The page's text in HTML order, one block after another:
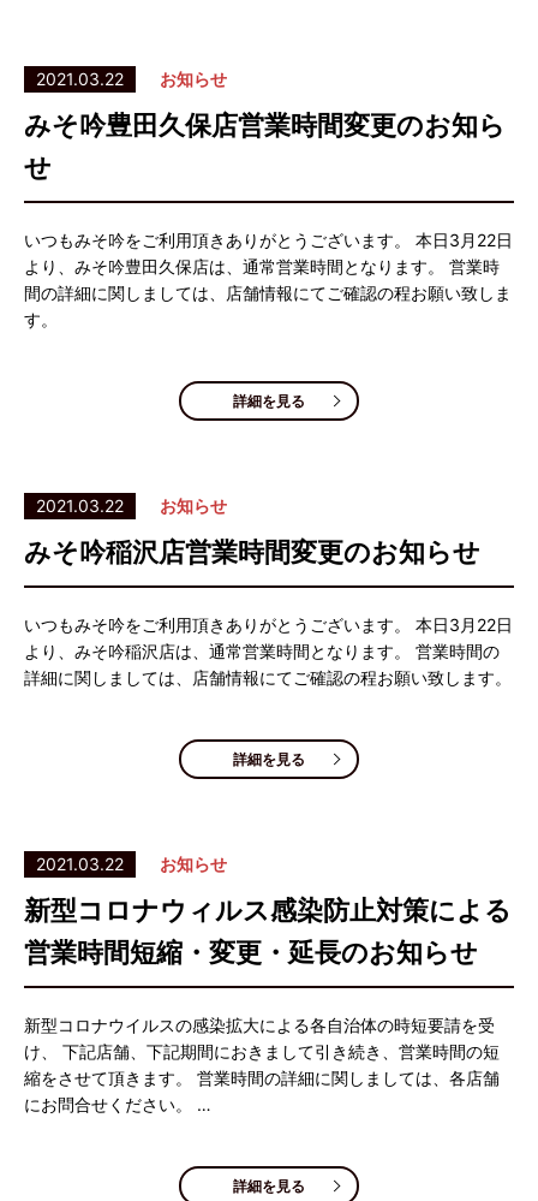
2021.03.22 お知らせ
みそ吟豊田久保店営業時間変更のお知ら
せ
いつもみそ吟をご利用頂きありがとうございます。 本日3月22日
より、みそ吟豊田久保店は、通常営業時間となります。 営業時
間の詳細に関しましては、店舗情報にてご確認の程お願い致しま
す。
詳細を見る
2021.03.22 お知らせ
みそ吟稲沢店営業時間変更のお知らせ
いつもみそ吟をご利用頂きありがとうございます。 本日3月22日
より、みそ吟稲沢店は、通常営業時間となります。 営業時間の
詳細に関しましては、店舗情報にてご確認の程お願い致します。
詳細を見る
2021.03.22 お知らせ
新型コロナウィルス感染防止対策による
営業時間短縮・変更・延長のお知らせ
新型コロナウイルスの感染拡大による各自治体の時短要請を受
け、 下記店舗、下記期間におきまして引き続き、営業時間の短
縮をさせて頂きます。 営業時間の詳細に関しましては、各店舗
にお問合せください。 …
詳細を見る